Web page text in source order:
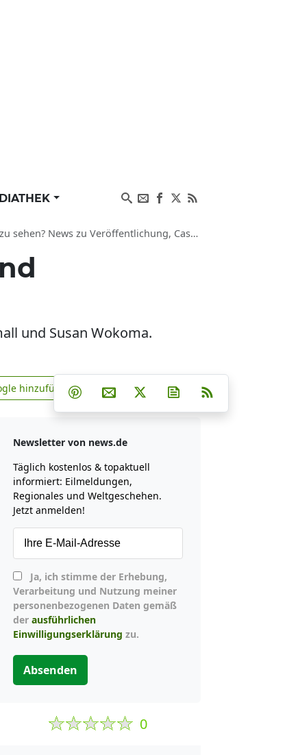
zu Veröffentlichung, Cast und ähnliche Filme
und Susan Wokoma.
zu Google hinzufügen
hinzufügen Teilen auf Facebook
Teilen auf Whatsapp
Teilen auf Telegram
Teilen auf Pinterest
Per E-Mail teilen
Post auf XNewsletter
Newsletter von news.de
Täglich kostenlos & topaktuell
informiert: Eilmeldungen,
Regionales und Weltgeschehen.
Jetzt anmelden!
Verarbeitung und Nutzung meiner
personenbezogenen Daten gemäß
der ausführlichen
Einwilligungserklärung zu.
Absenden
0